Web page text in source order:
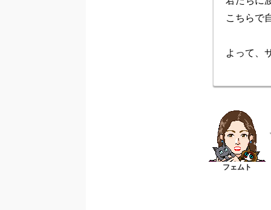
こちらで